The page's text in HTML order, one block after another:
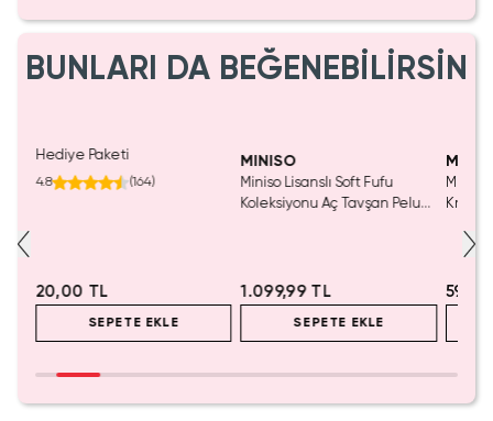
BUNLARI DA BEĞENEBİLİRSİN
Hediye Paketi
4.8 (164)
20,00 TL
SEPETE EKLE
MINISO
Miniso Lisanslı Soft Fufu
Koleksiyonu Aç Tavşan Peluş
1.099,99 TL
SEPETE EKLE
Miniso
Kristal